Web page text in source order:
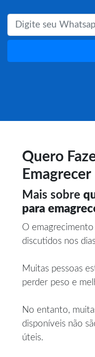
Quero
Mais sobre
para
O
discutidos nos
Muitas pessoas
perder peso e
No entanto,
disponíveis não
úteis.